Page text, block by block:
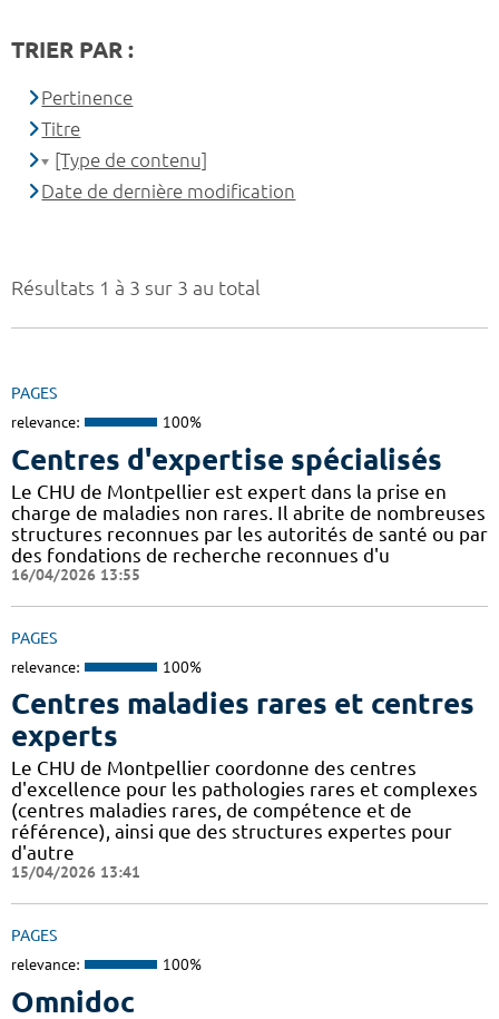
Résultats 1 à 3 sur 3 au total
PAGES
relevance: 100%
Centres d'expertise spécialisés
Le CHU de Montpellier est expert dans la prise en
charge de maladies non rares. Il abrite de nombreuses
structures reconnues par les autorités de santé ou par
des fondations de recherche reconnues d'u
16/04/2026 13:55
PAGES
relevance: 100%
Centres maladies rares et centres
experts
Le CHU de Montpellier coordonne des centres
d'excellence pour les pathologies rares et complexes
(centres maladies rares, de compétence et de
référence), ainsi que des structures expertes pour
d'autre
15/04/2026 13:41
PAGES
relevance: 100%
Omnidoc
TRIER PAR :
Pertinence
Titre
[Type de contenu]
Date de dernière modification